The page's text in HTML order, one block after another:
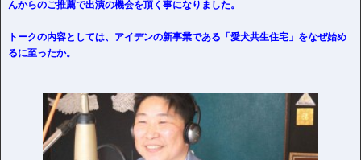
んからのご推薦で出演の機会を頂く事になりました。
トークの内容としては、アイデンの新事業である「愛犬共生住宅」をなぜ始め
るに至ったか。